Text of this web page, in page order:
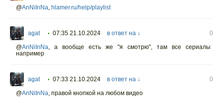
@AnNiInNa, hlamer.ru/help/playlist
agat • 07:35 21.10.2024 в ответ на ↓
0
@AnNiInNa, а вообще есть же "я смотрю", там все сериалы
например
agat • 07:33 21.10.2024 в ответ на ↓
0
@AnNiInNa, правой кнопкой на любом видео